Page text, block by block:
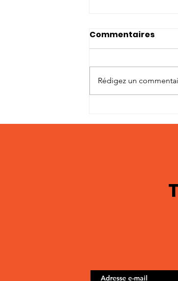
des femmes
Commentaires
Rédigez un